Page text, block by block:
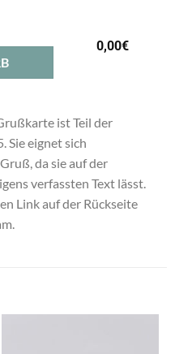
0,00€
ist Teil der
Sie eignet sich
da sie auf der
verfassten Text lässt.
Link auf der Rückseite